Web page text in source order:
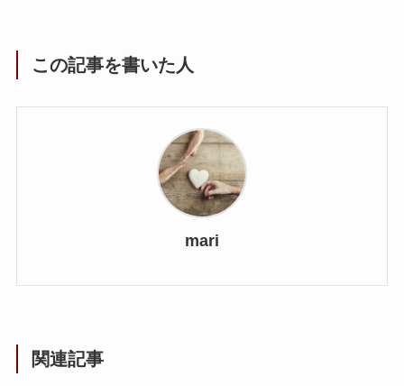
この記事を書いた人
mari
関連記事